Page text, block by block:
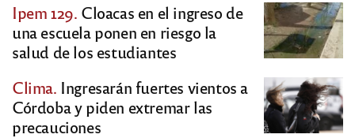
Ipem 129. Cloacas en el ingreso de
una escuela ponen en riesgo la
salud de los estudiantes
Clima. Ingresarán fuertes vientos a
Córdoba y piden extremar las
precauciones